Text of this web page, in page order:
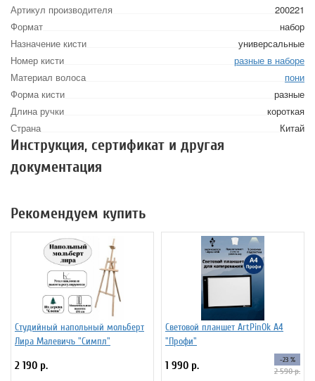
Артикул производителя
200221
Формат
набор
Назначение кисти
универсальные
Номер кисти
разные в наборе
Материал волоса
пони
Форма кисти
разные
Длина ручки
короткая
Страна
Китай
Инструкция, сертификат и другая
документация
Рекомендуем купить
Студийный напольный мольберт
Лира Малевичъ "Симпл"
2 190 р.
Световой планшет ArtPinOk А4
"Профи"
1 990 р. -23 %
2 590 р.